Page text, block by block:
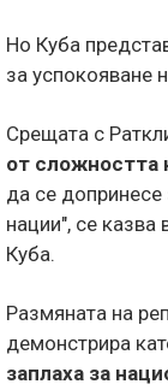
Но Куба
за успокояване
Срещата с
от сложността
да се
нации", се казва
Куба.
Размяната на
демонстрира
заплаха за